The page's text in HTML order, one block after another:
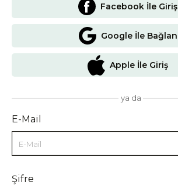
Facebook İle Giriş
Google İle Bağlan
Apple İle Giriş
ya da
E-Mail
E-Mail
Şifre